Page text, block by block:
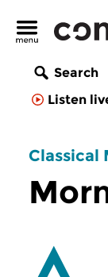
Search
Listen
Classical